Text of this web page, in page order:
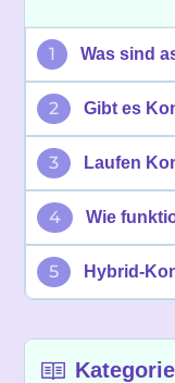
1 Was sind
2 Gibt es
3 Laufen
4 Wie
5 Hybrid-